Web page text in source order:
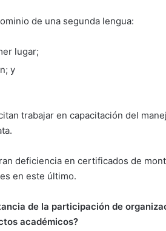
de una segunda lengua:
lugar;
y
trabajar en capacitación del
deficiencia en certificados de
en este último.
de la participación de
académicos?